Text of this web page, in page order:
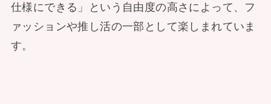
仕様にできる」という自由度の高さによって、フ
ァッションや推し活の一部として楽しまれていま
す。